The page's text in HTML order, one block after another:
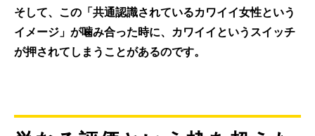
そして、この「共通認識されているカワイイ女性という
イメージ」が噛み合った時に、カワイイというスイッチ
が押されてしまうことがあるのです。